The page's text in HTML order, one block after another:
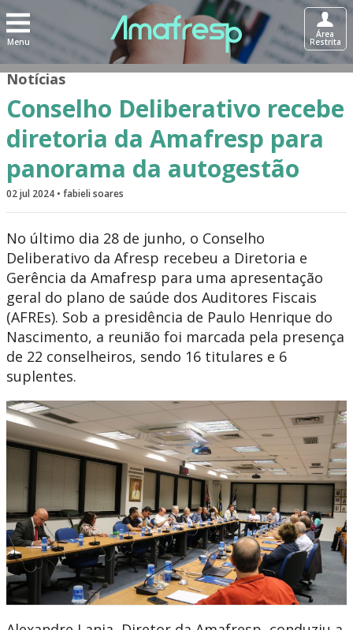
Menu
Área
Restrita
Notícias
Conselho Deliberativo recebe
diretoria da Amafresp para
panorama da autogestão
02 jul 2024 • fabieli soares
No último dia 28 de junho, o Conselho
Deliberativo da Afresp recebeu a Diretoria e
Gerência da Amafresp para uma apresentação
geral do plano de saúde dos Auditores Fiscais
(AFREs). Sob a presidência de Paulo Henrique do
Nascimento, a reunião foi marcada pela presença
de 22 conselheiros, sendo 16 titulares e 6
suplentes.